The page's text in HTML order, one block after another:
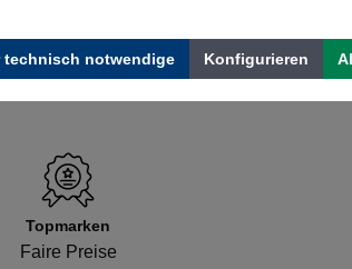
Topmarken
Faire Preise
technisch notwendige Konfigurieren